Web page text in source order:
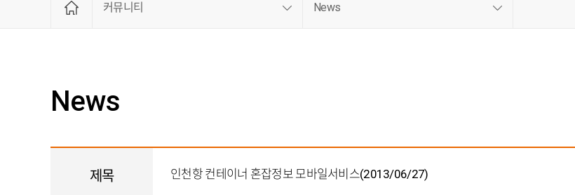
관련사이트
커뮤니티 News
News
제목 인천항 컨테이너 혼잡정보 모바일서비스(2013/06/27)